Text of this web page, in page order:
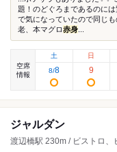
題！のどぐろまであるのに
で気になっていたので同じ
老、本マグロ赤身
空席
情報
土
8/8
日
9
ジャルダン
渡辺橋駅 230m / ビストロ、